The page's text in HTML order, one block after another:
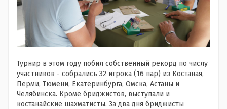
Турнир в этом году побил собственный рекорд по числу
участников - собрались 32 игрока (16 пар) из Костаная,
Перми, Тюмени, Екатеринбурга, Омска, Астаны и
Челябинска. Кроме бриджистов, выступали и
костанайские шахматисты. За два дня бриджисты